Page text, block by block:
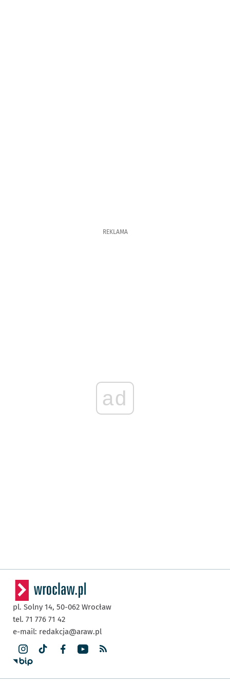
REKLAMA
ad
pl. Solny 14, 50-062 Wrocław
tel. 71 776 71 42
e-mail: redakcja@araw.pl